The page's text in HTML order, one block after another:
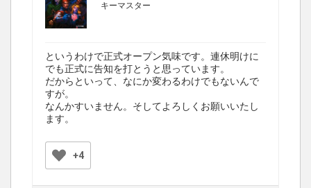
キーマスター
というわけで正式オープン気味です。連休明けに
でも正式に告知を打とうと思っています。
だからといって、なにか変わるわけでもないんで
すが。
なんかすいません。そしてよろしくお願いいたし
ます。
+4